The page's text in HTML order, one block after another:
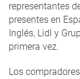
representantes
presentes en
Inglés, Lidl y
primera vez.
Los